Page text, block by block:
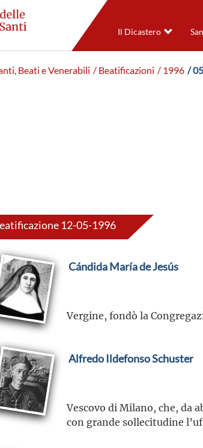
Il Dicastero
Beati e Venerabili / Beatificazioni / 1996 / 05
12-05-1996
Cándida María de Jesús
Vergine, fondò la
Alfredo Ildefonso Schuster
Vescovo di Milano, che, da
con grande sollecitudine